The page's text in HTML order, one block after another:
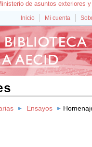
Inicio Mi cuenta
Ensayos